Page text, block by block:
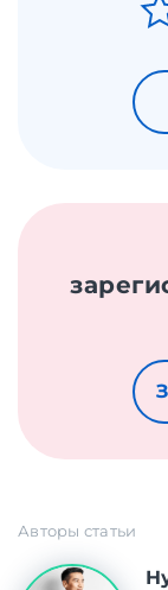
Авторы статьи